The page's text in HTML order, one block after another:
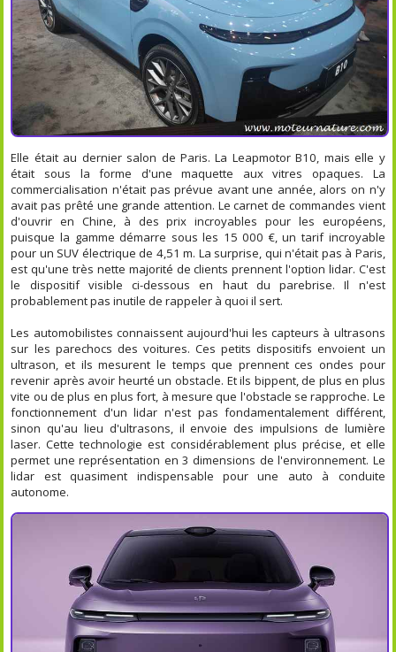
Elle était au dernier salon de Paris. La Leapmotor B10, mais elle y
était sous la forme d'une maquette aux vitres opaques. La
commercialisation n'était pas prévue avant une année, alors on n'y
avait pas prêté une grande attention. Le carnet de commandes vient
d'ouvrir en Chine, à des prix incroyables pour les européens,
puisque la gamme démarre sous les 15 000 €, un tarif incroyable
pour un SUV électrique de 4,51 m. La surprise, qui n'était pas à Paris,
est qu'une très nette majorité de clients prennent l'option lidar. C'est
le dispositif visible ci-dessous en haut du parebrise. Il n'est
probablement pas inutile de rappeler à quoi il sert.
Les automobilistes connaissent aujourd'hui les capteurs à ultrasons
sur les parechocs des voitures. Ces petits dispositifs envoient un
ultrason, et ils mesurent le temps que prennent ces ondes pour
revenir après avoir heurté un obstacle. Et ils bippent, de plus en plus
vite ou de plus en plus fort, à mesure que l'obstacle se rapproche. Le
fonctionnement d'un lidar n'est pas fondamentalement différent,
sinon qu'au lieu d'ultrasons, il envoie des impulsions de lumière
laser. Cette technologie est considérablement plus précise, et elle
permet une représentation en 3 dimensions de l'environnement. Le
lidar est quasiment indispensable pour une auto à conduite
autonome.